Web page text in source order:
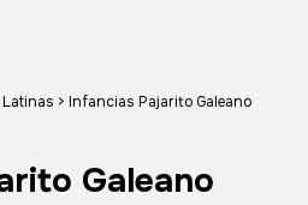
Latinas > Infancias Pajarito Galeano
Galeano